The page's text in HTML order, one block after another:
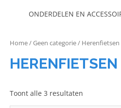
ONDERDELEN EN
Home/Geen categorie/ Herenfietsen
HERENFIETSEN
Toont alle 3 resultaten